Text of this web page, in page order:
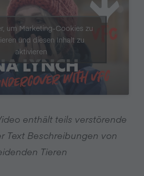
um Marketing-Cookies zu
und diesen Inhalt zu
aktivieren
enthält teils verstörende
Text Beschreibungen von
Tieren